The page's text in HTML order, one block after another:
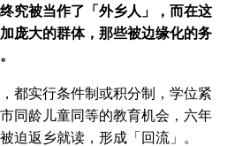
究被当作了「外乡人」，而在这
庞大的群体，那些被边缘化的务
。
都实行条件制或积分制，学位紧
同龄儿童同等的教育机会，六年
迫返乡就读，形成「回流」。